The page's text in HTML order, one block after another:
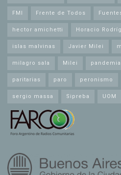
FMI Frente de Todos
hector amichetti Horacio
islas malvinas Javier Milei
milagro sala Milei pandemia
paritarias paro peronismo
sergio massa Sipreba UOM